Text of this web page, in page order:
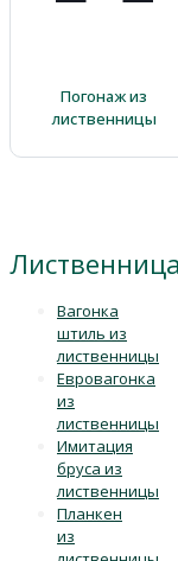
Погонаж из
лиственницы
Лиственница
Вагонка
штиль из
лиственницы
Евровагонка
из
лиственницы
Имитация
бруса из
лиственницы
Планкен
из